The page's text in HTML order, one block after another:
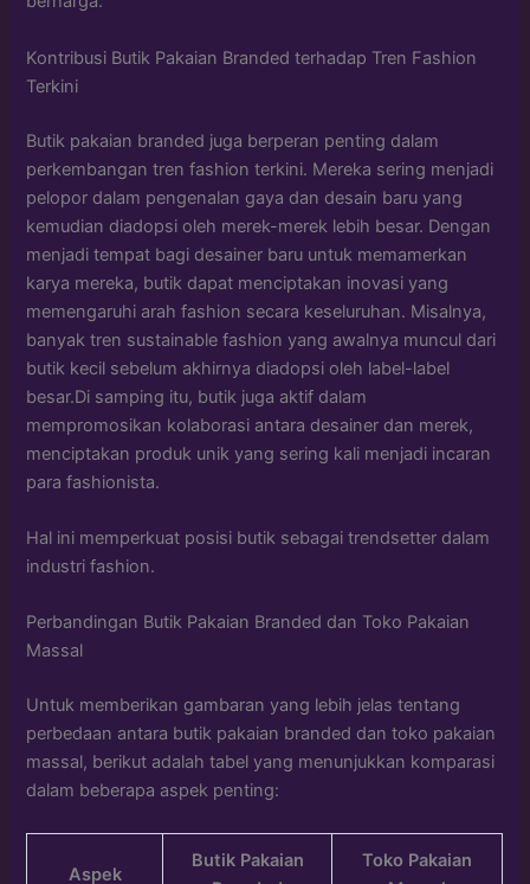
Kontribusi Butik Pakaian Branded terhadap Tren Fashion
Terkini
Butik pakaian branded juga berperan penting dalam
perkembangan tren fashion terkini. Mereka sering menjadi
pelopor dalam pengenalan gaya dan desain baru yang
kemudian diadopsi oleh merek-merek lebih besar. Dengan
menjadi tempat bagi desainer baru untuk memamerkan
karya mereka, butik dapat menciptakan inovasi yang
memengaruhi arah fashion secara keseluruhan. Misalnya,
banyak tren sustainable fashion yang awalnya muncul dari
butik kecil sebelum akhirnya diadopsi oleh label-label
besar.Di samping itu, butik juga aktif dalam
mempromosikan kolaborasi antara desainer dan merek,
menciptakan produk unik yang sering kali menjadi incaran
para fashionista.
Hal ini memperkuat posisi butik sebagai trendsetter dalam
industri fashion.
Perbandingan Butik Pakaian Branded dan Toko Pakaian
Massal
Untuk memberikan gambaran yang lebih jelas tentang
perbedaan antara butik pakaian branded dan toko pakaian
massal, berikut adalah tabel yang menunjukkan komparasi
dalam beberapa aspek penting:
Aspek
Butik Pakaian
Toko Pakaian